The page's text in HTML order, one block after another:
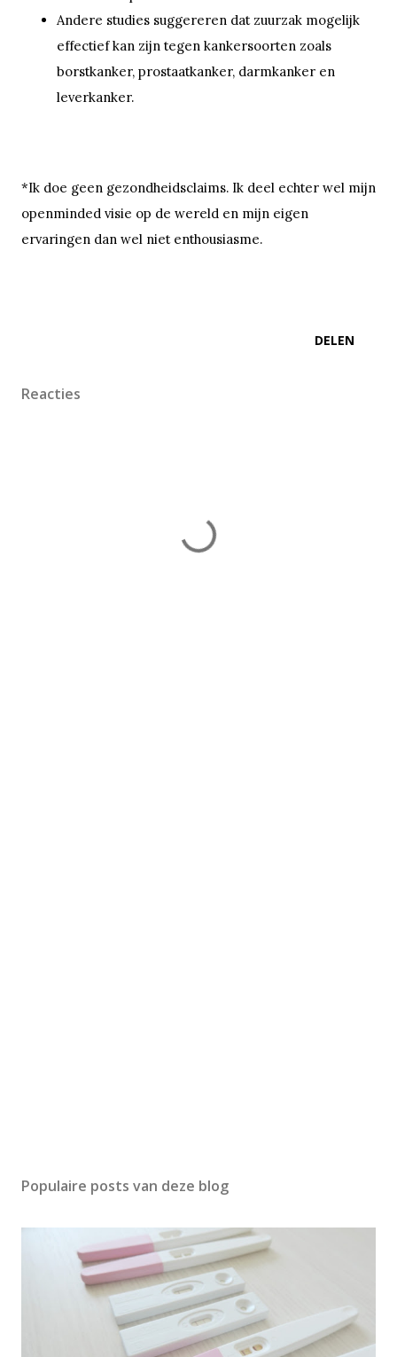
Andere studies suggereren dat zuurzak mogelijk
effectief kan zijn tegen kankersoorten zoals
borstkanker, prostaatkanker, darmkanker en
leverkanker.
*Ik doe geen gezondheidsclaims. Ik deel echter wel mijn
openminded visie op de wereld en mijn eigen
ervaringen dan wel niet enthousiasme.
DELEN
Reacties
Populaire posts van deze blog